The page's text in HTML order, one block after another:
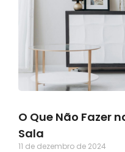
O Que Não Fazer
Sala
11 de dezembro de 2024